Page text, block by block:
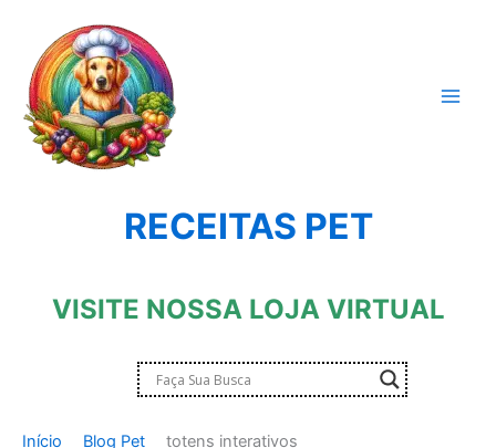
conteúdo
RECEITAS PET
VISITE NOSSA LOJA VIRTUAL
Início Blog Pet totens interativos